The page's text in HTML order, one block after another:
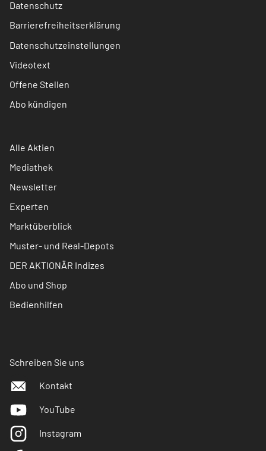
Datenschutz
Barrierefreiheitserklärung
Datenschutzeinstellungen
Videotext
Offene Stellen
Abo kündigen
Alle Aktien
Mediathek
Newsletter
Experten
Marktüberblick
Muster- und Real-Depots
DER AKTIONÄR Indizes
Abo und Shop
Bedienhilfen
Schreiben Sie uns
Kontakt
YouTube
Instagram